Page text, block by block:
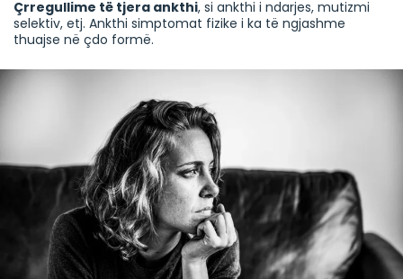
Çrregullime të tjera ankthi, si ankthi i ndarjes, mutizmi
selektiv, etj. Ankthi simptomat fizike i ka të ngjashme
thuajse në çdo formë.